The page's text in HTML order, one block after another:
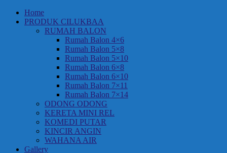
Home
PRODUK CILUKBAA
RUMAH BALON
Rumah Balon 4×6
Rumah Balon 5×8
Rumah Balon 5×10
Rumah Balon 6×8
Rumah Balon 6×10
Rumah Balon 7×11
Rumah Balon 7×14
ODONG ODONG
KERETA MINI REL
KOMEDI PUTAR
KINCIR ANGIN
WAHANA AIR
Gallery